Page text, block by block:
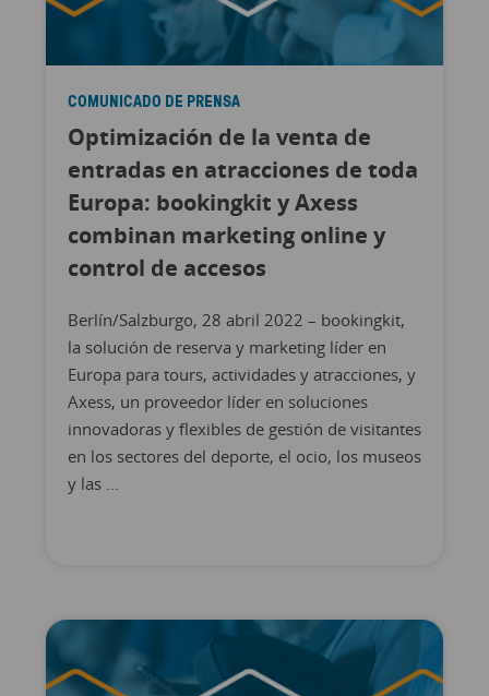
COMUNICADO DE PRENSA
Optimización de la venta de
entradas en atracciones de toda
Europa: bookingkit y Axess
combinan marketing online y
control de accesos
Berlín/Salzburgo, 28 abril 2022 – bookingkit,
la solución de reserva y marketing líder en
Europa para tours, actividades y atracciones, y
Axess, un proveedor líder en soluciones
innovadoras y flexibles de gestión de visitantes
en los sectores del deporte, el ocio, los museos
y las ...